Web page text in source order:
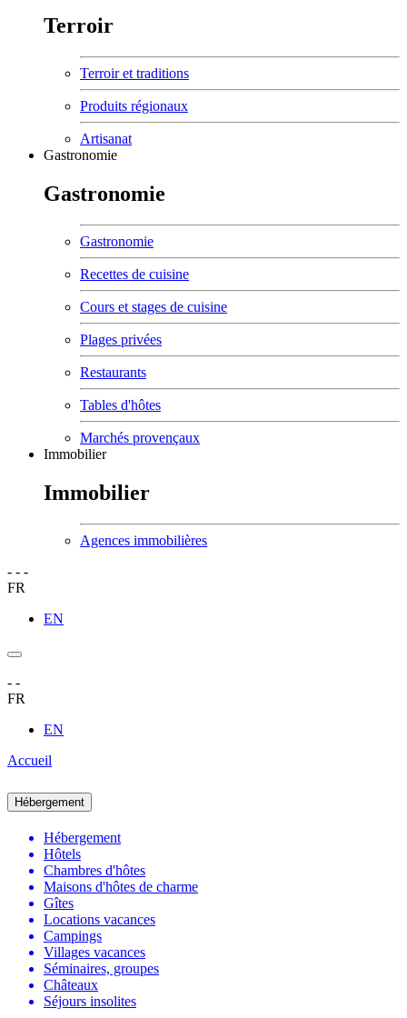
Terroir
Terroir et traditions
Produits régionaux
Artisanat
Gastronomie
Gastronomie
Gastronomie
Recettes de cuisine
Cours et stages de cuisine
Plages privées
Restaurants
Tables d'hôtes
Marchés provençaux
Immobilier
Immobilier
Agences immobilières
- - -
FR
EN
- -
FR
EN
Accueil
Hébergement
Hébergement
Hôtels
Chambres d'hôtes
Maisons d'hôtes de charme
Gîtes
Locations vacances
Campings
Villages vacances
Séminaires, groupes
Châteaux
Séjours insolites